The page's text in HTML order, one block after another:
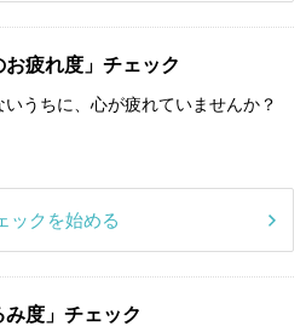
疲れ度」チェック
いうちに、心が疲れていませんか？
ックを始める
度」チェック